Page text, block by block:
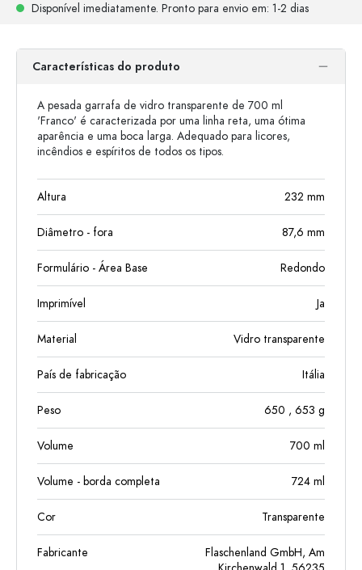
Disponível imediatamente. Pronto para envio em: 1-2 dias
Características do produto
A pesada garrafa de vidro transparente de 700 ml
'Franco' é caracterizada por uma linha reta, uma ótima
aparência e uma boca larga. Adequado para licores,
incêndios e espíritos de todos os tipos.
Altura 232 mm
Diâmetro - fora 87,6 mm
Formulário - Área Base Redondo
Imprimível Ja
Material Vidro transparente
País de fabricação Itália
Peso 650 , 653 g
Volume 700 ml
Volume - borda completa 724 ml
Cor Transparente
Fabricante
Flaschenland GmbH, Am